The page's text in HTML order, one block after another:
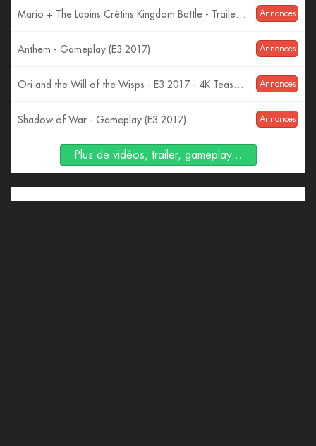
Annonces
Annonces
Anthem - Gameplay (E3 2017)
Annonces
Annonces
Shadow of War - Gameplay (E3 2017)
Plus de vidéos, trailer, gameplay...